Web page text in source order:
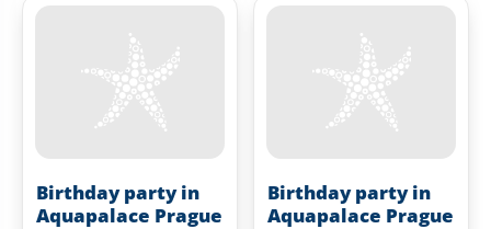
Birthday party in
Aquapalace Prague
Birthday party in
Aquapalace Prague